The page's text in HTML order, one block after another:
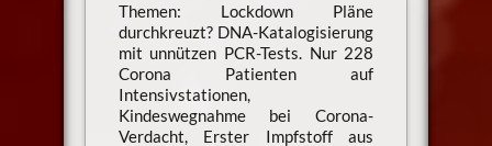
Themen: Lockdown Pläne
durchkreuzt? DNA-Katalogisierung
mit unnützen PCR-Tests. Nur 228
Corona Patienten auf
Intensivstationen,
Kindeswegnahme bei Corona-
Verdacht, Erster Impfstoff aus